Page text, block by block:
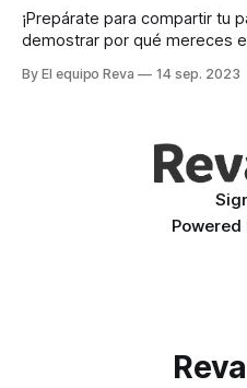
¡Prepárate para compartir tu
demostrar por qué mereces
By El equipo Reva 14 sep. 2023
Powered